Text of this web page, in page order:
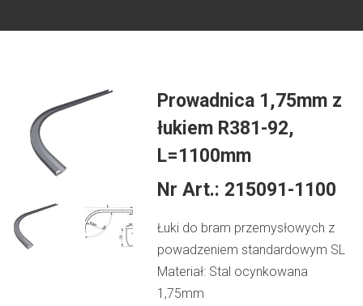
Prowadnica 1,75mm z
łukiem R381-92,
L=1100mm
Nr Art.: 215091-1100
Łuki do bram przemysłowych z
powadzeniem standardowym SL
Materiał: Stal ocynkowana
1,75mm